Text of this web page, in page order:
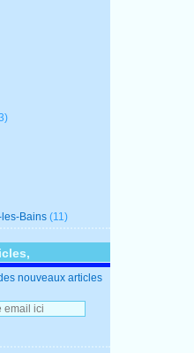
Bains (11)
nouveaux articles